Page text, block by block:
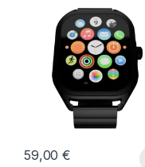
59,00€